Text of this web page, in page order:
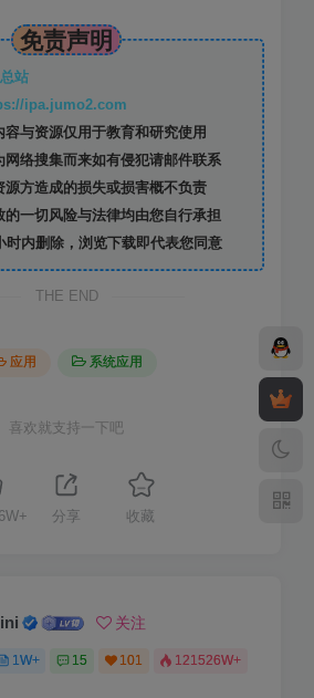
免责声明
站
ipa.jumo2.com
容与资源仅用于教育和研究使用
网络搜集而来如有侵犯请邮件联系
源方造成的损失或损害概不负责
的一切风险与法律均由您自行承担
时内删除，浏览下载即代表您同意
THE END
应用 系统应用
喜欢就支持一下吧
分享 收藏
关注
1W+ 15 101 121526W+